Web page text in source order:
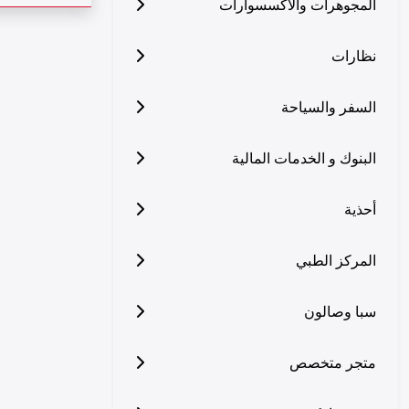
المجوهرات والاكسسوارات
نظارات
السفر والسياحة
البنوك و الخدمات المالية
أحذية
المركز الطبي
سبا وصالون
متجر متخصص